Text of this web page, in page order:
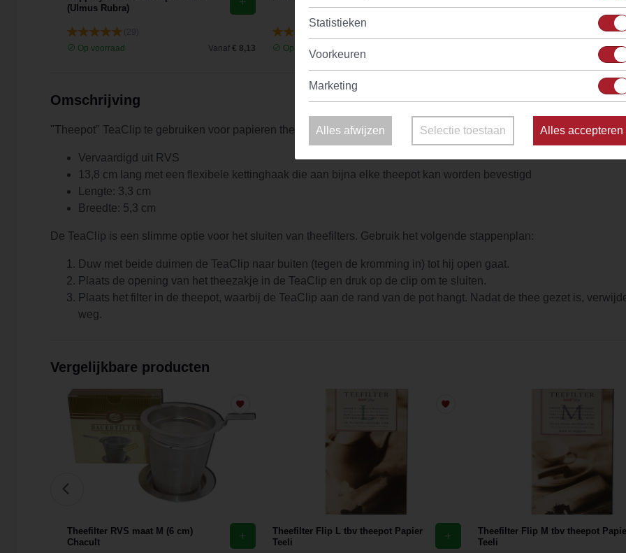
(Ulmus Rubra)
Op voorraad
Vanaf € 8,13
Op voorraad
Splendid
Omschrijving
"Theepot" TeaClip te gebruiken voor papieren theefilters. Gemaakt van RVS. RVS is een hoogwaardig,
Vervaardigd uit RVS
13,8 cm lang met een flexibele kettinghaak die aan bijna elke theepot kan worden bevestigd
Lengte: 3,3 cm
Breedte: 5,3 cm
De TeaClip is een slimme optie voor het sluiten van theefilters. Gebruik het volgende stappenplan:
Duw met beide duimen de TeaClip naar buiten (tegen de kromming in) tot hij open gaat.
Plaats de opening van het theezakje in de TeaClip en druk op de clip om te sluiten.
Plaats het filter in de theepot, waarbij de TeaClip aan de rand van de pot hangt. Nadat de thee gezet is,
weg.
Vergelijkbare producten
Theefilter RVS maat M (6 cm)
Chacult
Theefilter Flip L tbv theepot Papier
Teeli
Theefilter Flip M tbv theepot
Teeli
Statistieken
Voorkeuren
Marketing
Alles afwijzen Selectie toestaan Alles accepteren